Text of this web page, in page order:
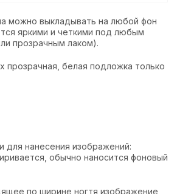
можно выкладывать на любой фон
яркими и четкими под любым
прозрачным лаком).
прозрачная, белая подложка только
для нанесения изображений:
обычно наносится фоновый
по ширине ногтя изображение